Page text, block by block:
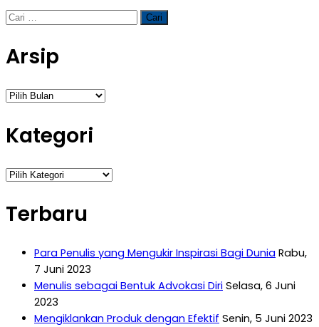
Cari
Arsip
Arsip
Kategori
Kategori
Terbaru
Para Penulis yang Mengukir Inspirasi Bagi Dunia Rabu,
7 Juni 2023
Menulis sebagai Bentuk Advokasi Diri Selasa, 6 Juni
2023
Mengiklankan Produk dengan Efektif Senin, 5 Juni 2023